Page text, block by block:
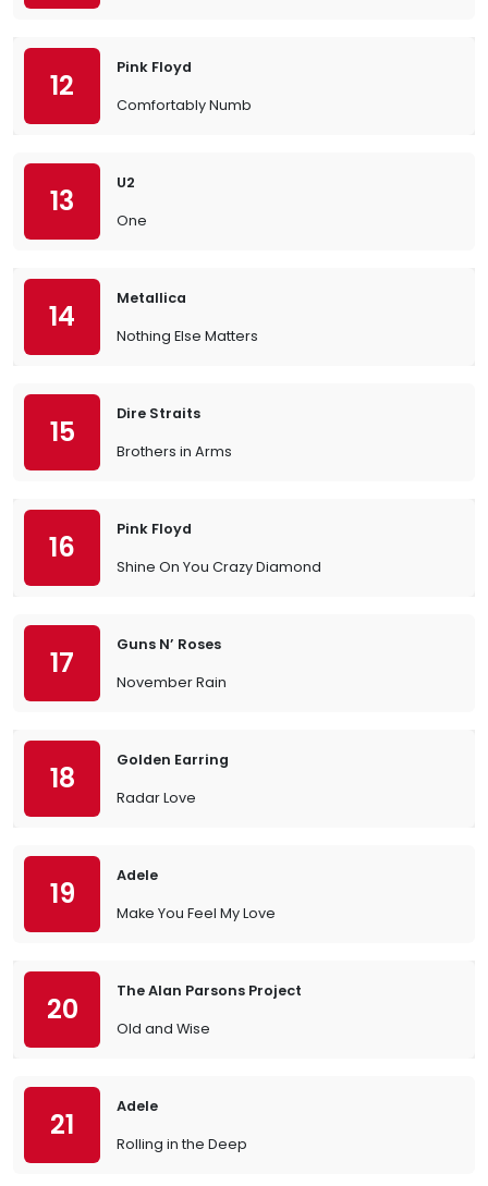
12
Pink Floyd
Comfortably Numb
13
U2
One
14
Metallica
Nothing Else Matters
15
Dire Straits
Brothers in Arms
16
Pink Floyd
Shine On You Crazy Diamond
17
Guns N’ Roses
November Rain
18
Golden Earring
Radar Love
19
Adele
Make You Feel My Love
20
The Alan Parsons Project
Old and Wise
21
Adele
Rolling in the Deep